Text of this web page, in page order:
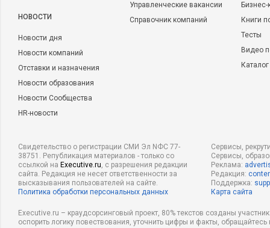
НОВОСТИ
Новости дня
Новости компаний
Отставки и назначения
Новости образования
Новости Сообщества
HR-новости
Управленческие вакансии
Справочник компаний
Книги
Тесты
Видео
Свидетельство о регистрации СМИ Эл NФС 77-
38751. Републикация материалов - только со
ссылкой на Executive.ru, с разрешения редакции
сайта. Редакция не несет ответственности за
высказывания пользователей на сайте.
Политика обработки персональных данных
Сервисы,
Сервисы,
Реклама:
Редакция:
Поддержка:
Карта сайта
Executive.ru – краудсорсинговый проект, 80% текстов созданы
оспорить логику повествования, уточнить цифры и факты,